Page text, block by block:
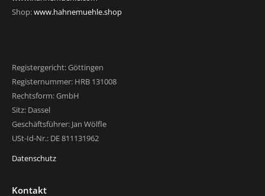
Shop:www.hahnemuehle.shop
Registergericht: Göttingen
Registernummer: HRB 131008
Rechtsform: GmbH
Sitz: Dassel
Geschäftsführer: Jan Wölfle
USt-Id-Nr.: DE 811131962
Datenschutz
Kontakt